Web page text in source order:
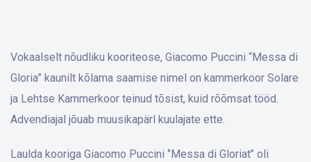
Vokaalselt nõudliku kooriteose, Giacomo Puccini “Messa di
Gloria” kaunilt kõlama saamise nimel on kammerkoor Solare
ja Lehtse Kammerkoor teinud tõsist, kuid rõõmsat tööd.
Advendiajal jõuab muusikapärl kuulajate ette.
Laulda kooriga Giacomo Puccini ‘’Messa di Gloriat’’ oli